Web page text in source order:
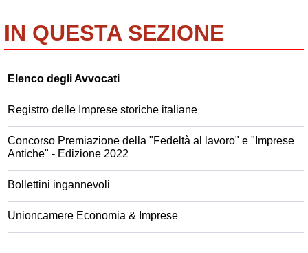
IN QUESTA SEZIONE
Elenco degli Avvocati
Registro delle Imprese storiche italiane
Concorso Premiazione della "Fedeltà al lavoro" e "Imprese
Antiche" - Edizione 2022
Bollettini ingannevoli
Unioncamere Economia & Imprese